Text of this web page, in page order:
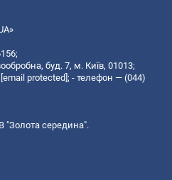
буд. 7, м. Київ, 01013;
[email protected]; - телефон — (044)
"Золота середина".